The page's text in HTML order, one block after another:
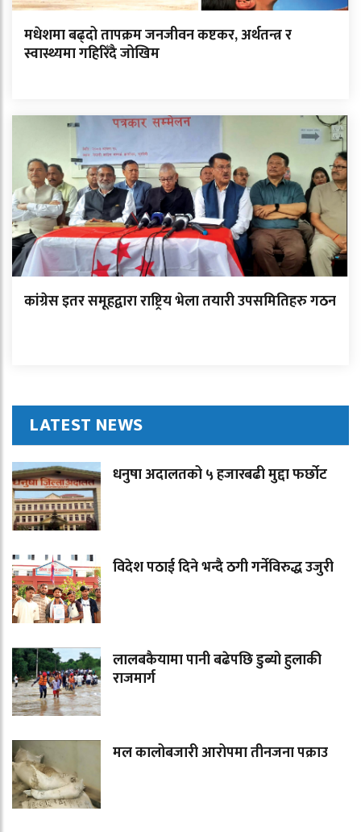
मधेशमा बढ्दो तापक्रम जनजीवन कष्टकर, अर्थतन्त्र र
स्वास्थ्यमा गहिरिँदै जोखिम
कांग्रेस इतर समूहद्वारा राष्ट्रिय भेला तयारी उपसमितिहरु गठन
LATEST NEWS
धनुषा अदालतको ५ हजारबढी मुद्दा फर्छोट
विदेश पठाई दिने भन्दै ठगी गर्नेविरुद्ध उजुरी
लालबकैयामा पानी बढेपछि डुब्यो हुलाकी
राजमार्ग
मल कालोबजारी आरोपमा तीनजना पक्राउ